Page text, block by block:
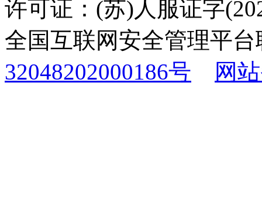
许可证：(苏)人服证字
全国互联网安全管理平
32048202000186号
网